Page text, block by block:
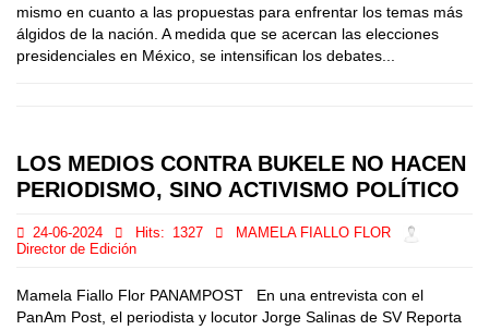
mismo en cuanto a las propuestas para enfrentar los temas más
álgidos de la nación. A medida que se acercan las elecciones
presidenciales en México, se intensifican los debates...
LOS MEDIOS CONTRA BUKELE NO HACEN
PERIODISMO, SINO ACTIVISMO POLÍTICO
24-06-2024 Hits: 1327
MAMELA FIALLO FLOR
Director de Edición
Mamela Fiallo Flor PANAMPOST En una entrevista con el
PanAm Post, el periodista y locutor Jorge Salinas de SV Reporta